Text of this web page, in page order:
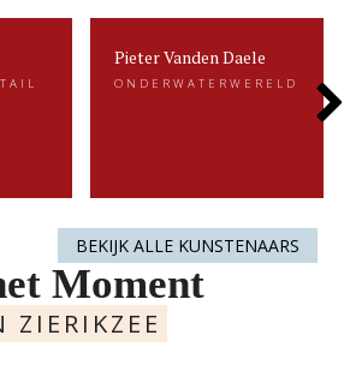
Pieter Vanden Daele
ONDERWATERWERELD
Pieter Vanden Daele
Next
BEKIJK ALLE KUNSTENAARS
Moment
ZIERIKZEE